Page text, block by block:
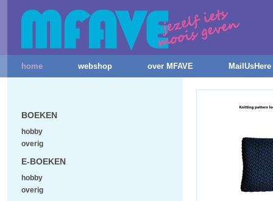
home webshop over MFAVE MailUsHere
BOEKEN
hobby
overig
E-BOEKEN
hobby
overig